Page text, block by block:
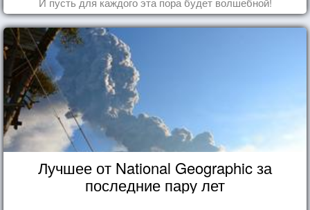
Лучшее от National Geographic за
последние пару лет